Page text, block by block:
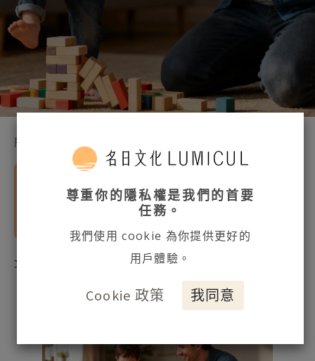
所有網誌
處於內在無法自然流動的狀態，這些情緒反而
會以更強烈的方式出現。
文章授權：名日文化 ／文：心之所向-劉胤含諮商心理師
尊重你的隱私權是我們的首要
任務。
我們使用 cookie 為你提供更好的
用戶體驗。
Cookie 政策 我同意